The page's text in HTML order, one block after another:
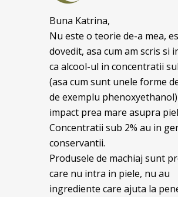
Buna Katrina,
Nu este o teorie de-a mea,
dovedit, asa cum am scris si
ca alcool-ul in concentratii
(asa cum sunt unele forme
de exemplu
impact prea mare asupra
Concentratii sub 2% au in
conservantii.
Produsele de machiaj sunt
care nu intra in piele, nu au
ingrediente care ajuta la